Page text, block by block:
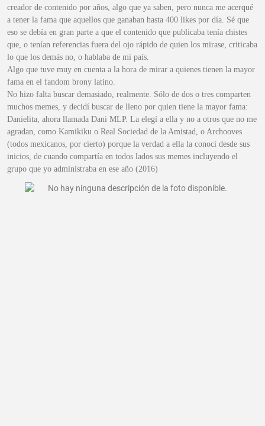
creador de contenido por años, algo que ya saben, pero nunca me acerqué
a tener la fama que aquellos que ganaban hasta 400 likes por día. Sé que
eso se debía en gran parte a que el contenido que publicaba tenía chistes
que, o tenían referencias fuera del ojo rápido de quien los mirase, criticaba
lo que los demás no, o hablaba de mi país.
Algo que tuve muy en cuenta a la hora de mirar a quienes tienen la mayor
fama en el fandom brony latino.
No hizo falta buscar demasiado, realmente. Sólo de dos o tres comparten
muchos memes, y decidí buscar de lleno por quien tiene la mayor fama:
Danielita, ahora llamada Dani MLP. La elegí a ella y no a otros que no me
agradan, como Kamikiku o Real Sociedad de la Amistad, o Archooves
(todos mexicanos, por cierto) porque la verdad a ella la conocí desde sus
inicios, de cuando compartía en todos lados sus memes incluyendo el
grupo que yo administraba en ese año (2016)